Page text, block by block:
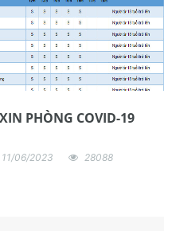
PHÒNG COVID-19
06/2023 28088